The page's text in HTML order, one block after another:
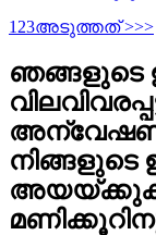
1 23അടുത്തത് >>>
ഞങ്ങളുടെ